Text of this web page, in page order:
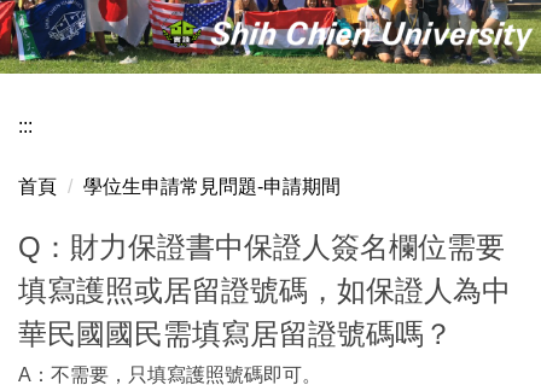
:::
首頁 學位生申請常見問題-申請期間
Q：財力保證書中保證人簽名欄位需要
填寫護照或居留證號碼，如保證人為中
華民國國民需填寫居留證號碼嗎？
A：不需要，只填寫護照號碼即可。